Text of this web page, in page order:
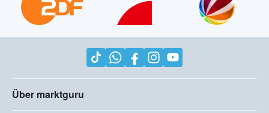
Über marktguru